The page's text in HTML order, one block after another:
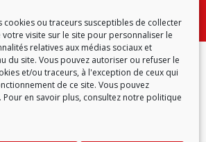
ou traceurs susceptibles de collecter
visite sur le site pour personnaliser le
relatives aux médias sociaux et
du site. Vous pouvez autoriser ou refuser le
et/ou traceurs, à l'exception de ceux qui
de ce site. Vous pouvez
en savoir plus, consultez notre politique
DE COOKIES (EU)